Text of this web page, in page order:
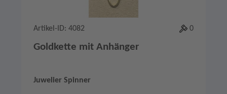
Artikel-ID: 4082 0
Goldkette mit Anhänger
Juwelier Spinner